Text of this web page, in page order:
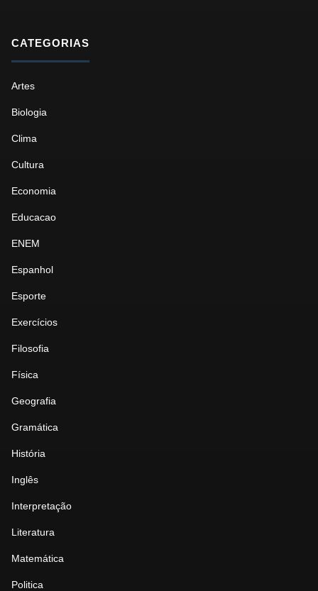
CATEGORIAS
Artes
Biologia
Clima
Cultura
Economia
Educacao
ENEM
Espanhol
Esporte
Exercícios
Filosofia
Física
Geografia
Gramática
História
Inglês
Interpretação
Literatura
Matemática
Politica